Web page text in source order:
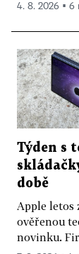
4. 8. 2026 ▪ 6
Týden s
době
Apple letos
ověřenou
novinku.